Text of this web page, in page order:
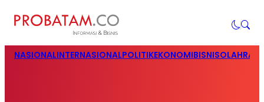
NASIONALINTERNASIONALPOLITIKEKONOMIBISNIS